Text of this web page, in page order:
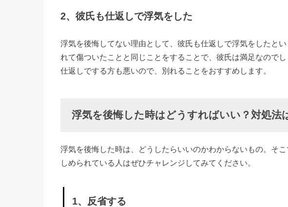
人
› 最後に
2、彼氏も仕返しで浮気をした
浮気を後悔してない理由として、彼氏も仕返しで浮気をしたと
れて傷ついたことと同じことをすることで、彼氏は満足なので
仕返しでする方も悪いので、別れることをおすすめします。
浮気を後悔した時はどうすればいい？対処法
浮気を後悔した時は、どうしたらいいのかわからないもの。そ
しめられている人はぜひチャレンジしてみてください。
1、反省する